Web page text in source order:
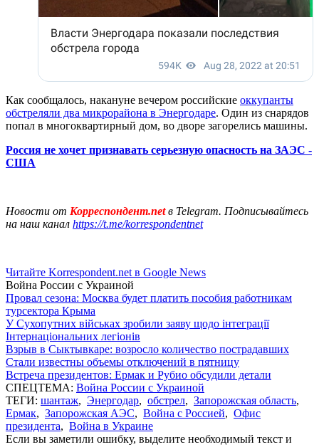
Как сообщалось, накануне вечером российские оккупанты
обстреляли два микрорайона в Энергодаре. Один из снарядов
попал в многоквартирный дом, во дворе загорелись машины.
Россия не хочет признавать серьезную опасность на ЗАЭС -
США
Новости от Корреспондент.netв Telegram. Подписывайтесь
на наш канал https://t.me/korrespondentnet
Читайте Korrespondent.net в Google News
Война России с Украиной
Провал сезона: Москва будет платить пособия работникам
турсектора Крыма
У Сухопутних військах зробили заяву щодо інтеграції
Інтернаціональних легіонів
Взрыв в Сыктывкаре: возросло количество пострадавших
Стали известны объемы отключений в пятницу
Встреча президентов: Ермак и Рубио обсудили детали
СПЕЦТЕМА: Война России с Украиной
ТЕГИ: шантаж, Энергодар, обстрел, Запорожская область,
Ермак, Запорожская АЭС, Война с Россией, Офис
президента, Война в Украине
Если вы заметили ошибку, выделите необходимый текст и